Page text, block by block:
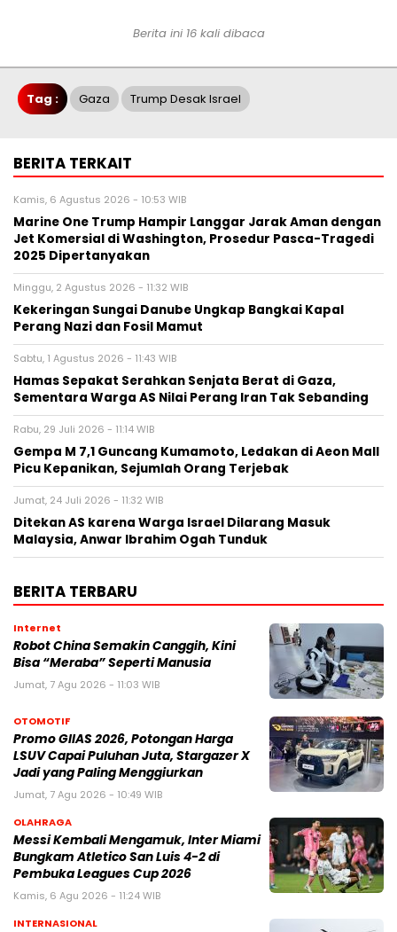
Berita ini 16 kali dibaca
Tag : Gaza Trump Desak Israel
BERITA TERKAIT
Kamis, 6 Agustus 2026 - 10:53 WIB
Marine One Trump Hampir Langgar Jarak Aman dengan
Jet Komersial di Washington, Prosedur Pasca-Tragedi
2025 Dipertanyakan
Minggu, 2 Agustus 2026 - 11:32 WIB
Kekeringan Sungai Danube Ungkap Bangkai Kapal
Perang Nazi dan Fosil Mamut
Sabtu, 1 Agustus 2026 - 11:43 WIB
Hamas Sepakat Serahkan Senjata Berat di Gaza,
Sementara Warga AS Nilai Perang Iran Tak Sebanding
Rabu, 29 Juli 2026 - 11:14 WIB
Gempa M 7,1 Guncang Kumamoto, Ledakan di Aeon Mall
Picu Kepanikan, Sejumlah Orang Terjebak
Jumat, 24 Juli 2026 - 11:32 WIB
Ditekan AS karena Warga Israel Dilarang Masuk
Malaysia, Anwar Ibrahim Ogah Tunduk
BERITA TERBARU
Internet
Robot China Semakin Canggih, Kini
Bisa “Meraba” Seperti Manusia
Jumat, 7 Agu 2026 - 11:03 WIB
OTOMOTIF
Promo GIIAS 2026, Potongan Harga
LSUV Capai Puluhan Juta, Stargazer X
Jadi yang Paling Menggiurkan
Jumat, 7 Agu 2026 - 10:49 WIB
OLAHRAGA
Messi Kembali Mengamuk, Inter Miami
Bungkam Atletico San Luis 4-2 di
Pembuka Leagues Cup 2026
Kamis, 6 Agu 2026 - 11:24 WIB
INTERNASIONAL